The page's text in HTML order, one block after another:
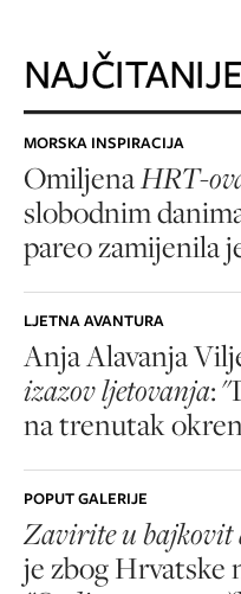
NAJČITANIJE
MORSKA INSPIRACIJA
OmiljenaHRT-
slobodnim
pareo zamijenila
LJETNA AVANTURA
Anja Alavanja
izazov ljetovanja:
na trenutak
POPUT GALERIJE
Zavirite u bajkovit
je zbog Hrvatske